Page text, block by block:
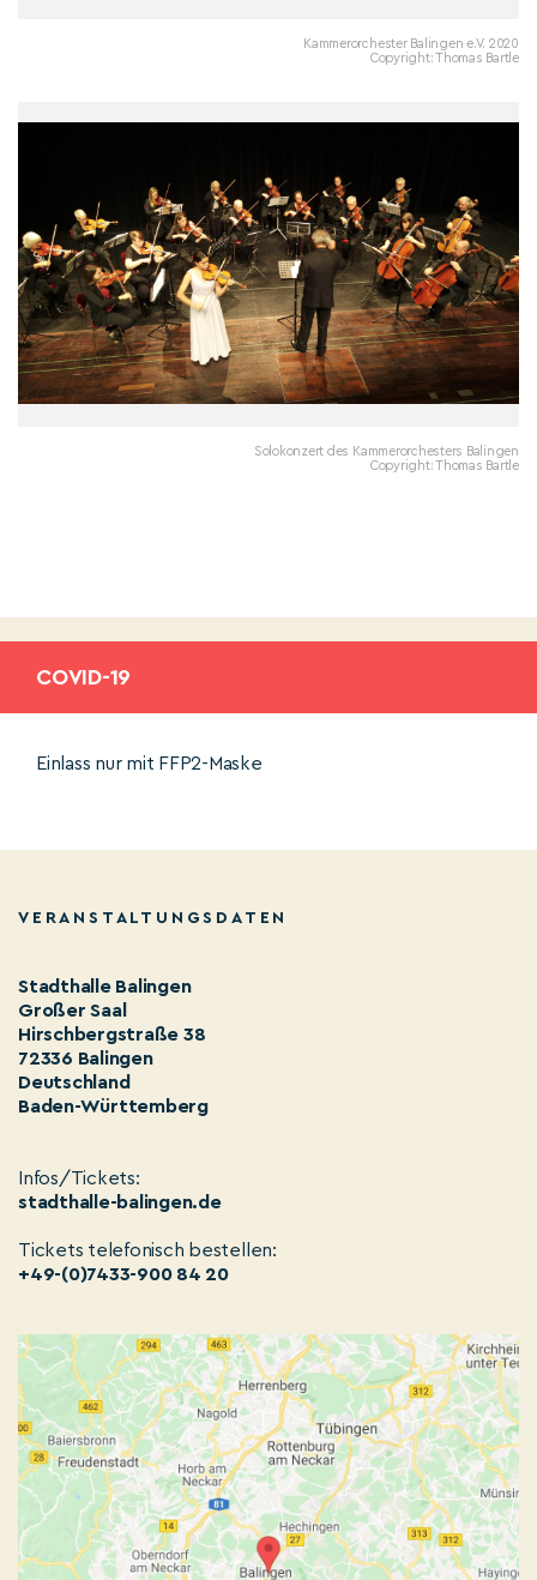
Kammerorchester Balingen e.V. 2020
Copyright: Thomas Bartle
Solokonzert des Kammerorchesters Balingen
Copyright: Thomas Bartle
COVID-19
Einlass nur mit FFP2-Maske
VERANSTALTUNGSDATEN
Stadthalle Balingen
Großer Saal
Hirschbergstraße 38
72336 Balingen
Deutschland
Baden-Württemberg
Infos/Tickets:
stadthalle-balingen.de
Tickets telefonisch bestellen:
+49-(0)7433-900 84 20